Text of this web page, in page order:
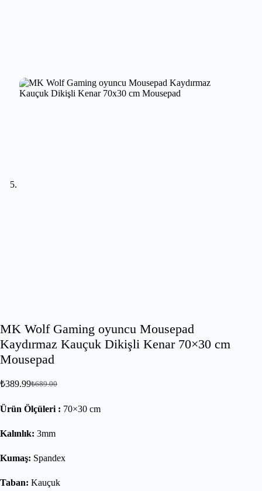
MK Wolf Gaming oyuncu Mousepad
Kaydırmaz Kauçuk Dikişli Kenar 70×30 cm
Mousepad
₺689.00
₺389.99
Ürün Ölçüleri : 70×30 cm
Kalınlık: 3mm
Kumaş: Spandex
Taban: Kauçuk